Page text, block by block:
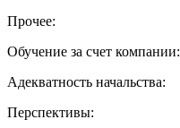
Прочее:
Обучение за счет компании:
Адекватность начальства:
Перспективы: